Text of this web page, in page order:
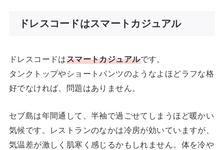
ドレスコードはスマートカジュアル
ドレスコードはスマートカジュアルです。
タンクトップやショートパンツのようなよほどラフな格
好でなければ、問題はありません。
セブ島は年間通して、半袖で過ごせてしまうほど暖かい
気候です。レストランのなかは冷房が効いていますが、
気温差が激しく肌寒く感じるかもしれません。体を冷や